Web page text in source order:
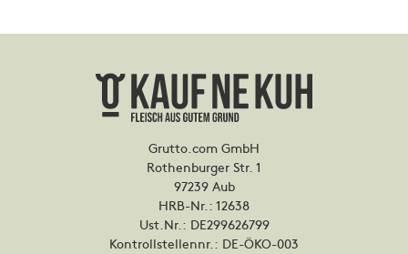
Grutto.com GmbH
Rothenburger Str. 1
97239 Aub
HRB-Nr.: 12638
Ust.Nr.: DE299626799
Kontrollstellennr.: DE-ÖKO-003